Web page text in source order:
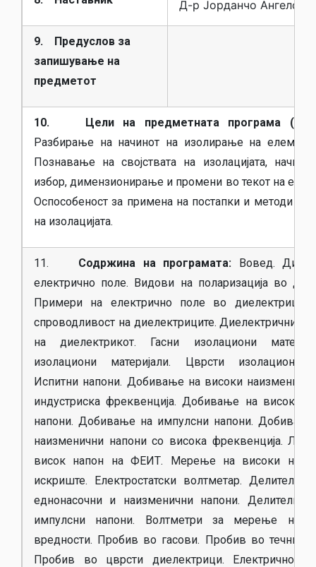
Д-р Јорданчо Ангелов
9. Предуслов за
запишување на
предметот
10. Цели на предметната програма
Разбирање на начинот на изолирање на
Познавање на својствата на изолацијата,
избор, димензионирање и промени во текот на
Оспособеност за примена на постапки и методи за
на изолацијата.
11. Содржина на програмата: Вовед.
електрично поле. Видови на поларизација во
Примери на електрично поле во диелектрици.
спроводливост на диелектриците. Диелектрични
на диелектрикот. Гасни изолациони
изолациони материјали. Цврсти изолациони
Испитни напони. Добивање на високи
индустриска фреквенција. Добивање на високи
напони. Добивање на импулсни напони.
наизменични напони со висока фреквенција.
висок напон на ФЕИТ. Мерење на високи
искриште. Електростатски волтметар. Делители
еднонасочни и наизменични напони. Делители
импулсни напони. Волтметри за мерење на
вредности. Пробив во гасови. Пробив во течни
Пробив во цврсти диелектрици. Електрично